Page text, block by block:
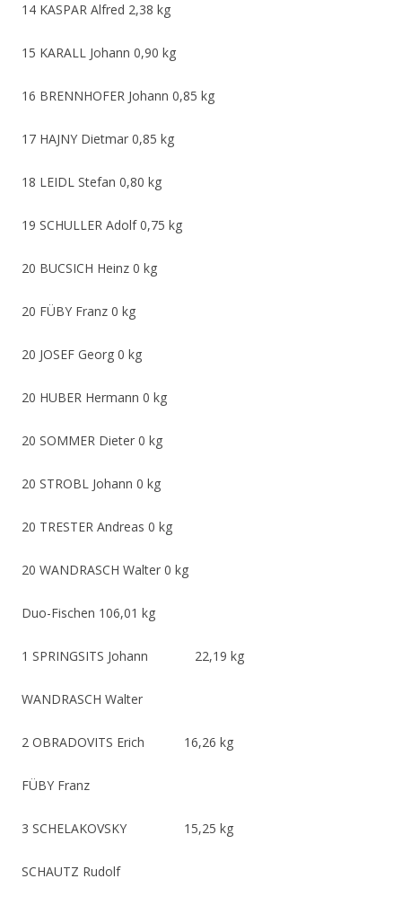
14 KASPAR Alfred 2,38 kg
15 KARALL Johann 0,90 kg
16 BRENNHOFER Johann 0,85 kg
17 HAJNY Dietmar 0,85 kg
18 LEIDL Stefan 0,80 kg
19 SCHULLER Adolf 0,75 kg
20 BUCSICH Heinz 0 kg
20 FÜBY Franz 0 kg
20 JOSEF Georg 0 kg
20 HUBER Hermann 0 kg
20 SOMMER Dieter 0 kg
20 STROBL Johann 0 kg
20 TRESTER Andreas 0 kg
20 WANDRASCH Walter 0 kg
Duo-Fischen 106,01 kg
1 SPRINGSITS Johann 22,19 kg
WANDRASCH Walter
2 OBRADOVITS Erich 16,26 kg
FÜBY Franz
3 SCHELAKOVSKY 15,25 kg
SCHAUTZ Rudolf